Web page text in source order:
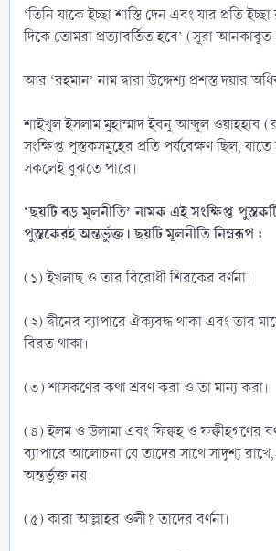
‘তিনি যাকে ইচ্ছা শাস্তি দেন এবং যার প্রতি
দিকে তোমরা প্রত্যাবর্তিত হবে’ (সূরা আনকাবূত
আর ‘রহমান’ নাম দ্বারা উদ্দেশ্য প্রশস্ত দয়ার
শাইখুল ইসলাম মুহাম্মাদ ইবনু আব্দুল ওয়াহহাব
সংক্ষিপ্ত পুস্তকসমূহের প্রতি পর্যবেক্ষণ ছিল,
সকলেই বুঝতে পারে।
‘ছয়টি বড় মূলনীতি’ নামক এই সংক্ষিপ্ত
পুস্তকেরই অন্তর্ভুক্ত। ছয়টি মূলনীতি নিম্নরূপ :
(১) ইখলাছ ও তার বিরোধী শিরকের বর্ণনা।
(২) দ্বীনের ব্যাপারে ঐক্যবদ্ধ থাকা এবং তার
বিরত থাকা।
(৩) শাসকণের কথা শ্রবণ করা ও তা মান্য করা।
(৪) ইলম ও উলামা এবং ফিক্বহ ও ফক্বীহগণের
ব্যাপারে আলোচনা যে তাদের সাথে সাদৃশ্য
অন্তর্ভুক্ত নয়।
(৫) কারা আল্লাহর ওলী? তাদের বর্ণনা।